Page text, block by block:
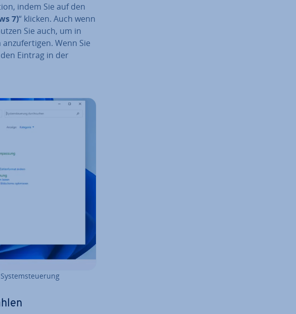
indem Sie auf den
7)“ klicken. Auch wenn
Sie auch, um in
Wenn Sie
Eintrag in der